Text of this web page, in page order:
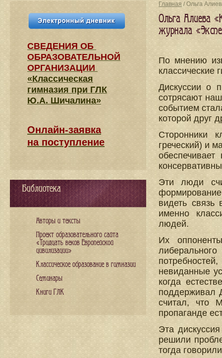
Главная / Ольга
Ольга Алиева
журнала
По мнению
классические
Дискуссии о
сотрясают
событием
которой друг
Сторонники
греческий) и
Эти люди
видеть
именно
людей.
Их
невиданные
когда
поддерживал
считал, что
пропаганде
Эта
решили
тогда
СВЕДЕНИЯ​ ОБ
ОБРАЗОВАТЕЛЬНОЙ
ОРГАНИЗАЦИИ
«Классическая
гимназия при ГЛК
Ю.А. Шичалина»
Онлайн-заявка
на поступление
Библиотека
Авторы и тексты
Проект образовательного сайта
«Тридцать веков Европейской
цивилизации»
Классическое образование в гимназии
Семинары
Книги ГЛК